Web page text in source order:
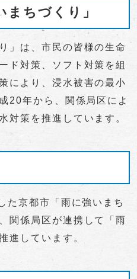
まちづくり」
」は、市民の皆様の生命
ド対策、ソフト対策を組
により、浸水被害の最小
20年から、関係局区によ
対策を推進しています。
京都市「雨に強いまち
関係局区が連携して「雨
進しています。